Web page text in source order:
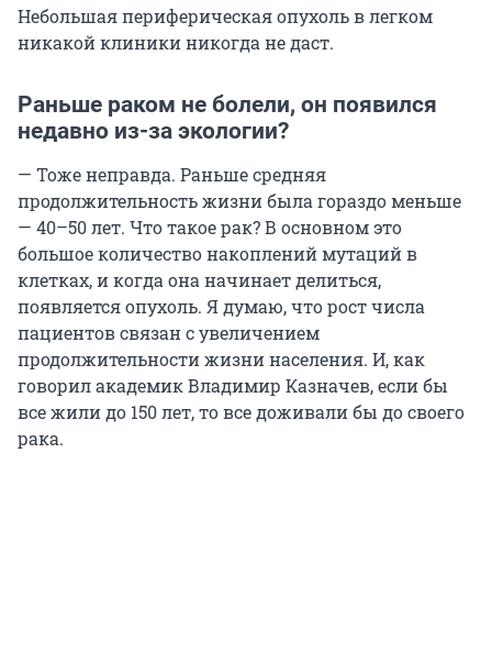
Небольшая периферическая опухоль в легком
никакой клиники никогда не даст.
Раньше раком не болели, он появился
недавно из-за экологии?
— Тоже неправда. Раньше средняя
продолжительность жизни была гораздо меньше
— 40–50 лет. Что такое рак? В основном это
большое количество накоплений мутаций в
клетках, и когда она начинает делиться,
появляется опухоль. Я думаю, что рост числа
пациентов связан с увеличением
продолжительности жизни населения. И, как
говорил академик Владимир Казначев, если бы
все жили до 150 лет, то все доживали бы до своего
рака.